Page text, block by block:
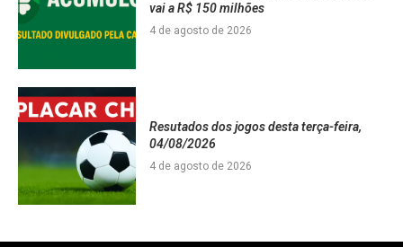
vai a R$ 150 milhões
4 de agosto de 2026
Resutados dos jogos desta terça-feira,
04/08/2026
4 de agosto de 2026